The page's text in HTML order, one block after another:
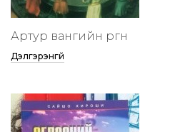
Артур вангийн өргөөнөө
Дэлгэрэнгүй